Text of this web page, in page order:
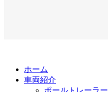
ホーム
車両紹介
ポールトレーラー